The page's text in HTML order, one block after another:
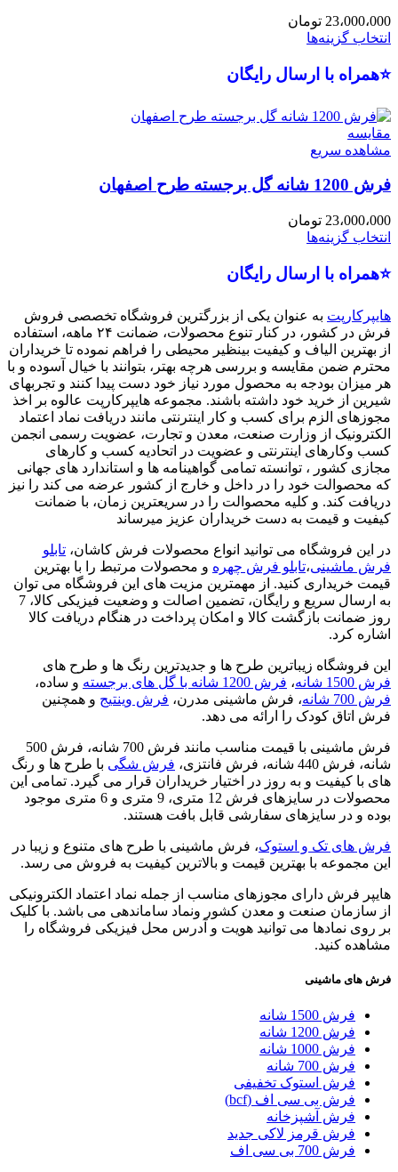
23،000،000 تومان
انتخاب گزینه‌ها
⭐همراه با ارسال رایگان
مقایسه
مشاهده سریع
فرش 1200 شانه گل برجسته طرح اصفهان
23،000،000 تومان
انتخاب گزینه‌ها
⭐همراه با ارسال رایگان
هایپرکارپت به عنوان یکی از بزرگترین فروشگاه تخصصی فروش
فرش در کشور، در کنار تنوع محصولات، ضمانت ۲۴ ماهه، استفاده
از بهترین الیاف و کیفیت بینظیر محیطی را فراهم نموده تا خریداران
محترم ضمن مقایسه و بررسی هرچه بهتر، بتوانند با خیال آسوده و با
هر میزان بودجه به محصول مورد نیاز خود دست پیدا کنند و تجربهای
شیرین از خرید خود داشته باشند. مجموعه هایپرکارپت عالوه بر اخذ
مجوزهای الزم برای کسب و کار اینترنتی مانند دریافت نماد اعتماد
الکترونیک از وزارت صنعت، معدن و تجارت، عضویت رسمی انجمن
کسب وکارهای اینترنتی و عضویت در اتحادیه کسب و کارهای
مجازی کشور ، توانسته تمامی گواهینامه ها و استاندارد های جهانی
که محصوالت خود را در داخل و خارج از کشور عرضه می کند را نیز
دریافت کند. و کلیه محصوالت را در سریعترین زمان، با ضمانت
کیفیت و قیمت به دست خریداران عزیز میرساند
در این فروشگاه می توانید انواع محصولات فرش کاشان، تابلو
فرش ماشینی،تابلو فرش چهره و محصولات مرتبط را با بهترین
قیمت خریداری کنید. از مهمترین مزیت های این فروشگاه می توان
به ارسال سریع و رایگان، تضمین اصالت و وضعیت فیزیکی کالا، 7
روز ضمانت بازگشت کالا و امکان پرداخت در هنگام دریافت کالا
اشاره کرد.
این فروشگاه زیباترین طرح ها و جدیدترین رنگ ها و طرح های
فرش 1500 شانه
، فرش 1200 شانه با گل های برجسته
و ساده،
فرش 700 شانه
، فرش ماشینی مدرن، فرش وینتیج و همچنین
فرش اتاق کودک را ارائه می دهد.
فرش ماشینی با قیمت مناسب مانند فرش 700 شانه، فرش 500
شانه، فرش 440 شانه، فرش فانتزی،
فرش شگی با طرح ها و رنگ
های با کیفیت و به روز در اختیار خریداران قرار می گیرد. تمامی این
محصولات در سایزهای فرش 12 متری، 9 متری و 6 متری موجود
بوده و در سایزهای سفارشی قابل بافت هستند.
فرش های تک و استوک، فرش ماشینی با طرح های متنوع و زیبا در
این مجموعه با بهترین قیمت و بالاترین کیفیت به فروش می رسد.
هایپر فرش دارای مجوزهای مناسب از جمله نماد اعتماد الکترونیکی
از سازمان صنعت و معدن کشور ونماد ساماندهی می باشد. با کلیک
بر روی نمادها می توانید هویت و آدرس محل فیزیکی فروشگاه را
مشاهده کنید.
فرش های ماشینی
فرش 1500 شانه
فرش 1200 شانه
فرش 1000 شانه
فرش 700 شانه
فرش استوک تخفیفی
فرش بی سی اف (bcf)
فرش آشپزخانه
فرش قرمز لاکی جدید
فرش 700 بی سی اف